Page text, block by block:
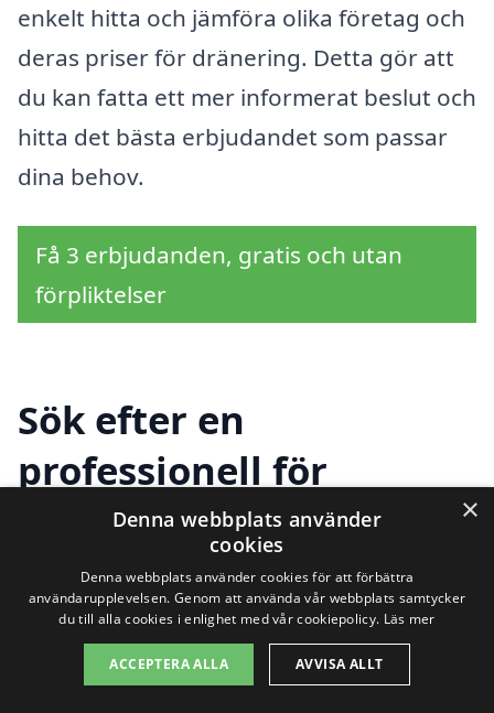
enkelt hitta och jämföra olika företag och
deras priser för dränering. Detta gör att
du kan fatta ett mer informerat beslut och
hitta det bästa erbjudandet som passar
dina behov.
Få 3 erbjudanden, gratis och utan
förpliktelser
Sök efter en
professionell för
dränering i andra
städer nära Nolsjö
Att hitta rätt företag för
dränering i
×
Denna webbplats använder
cookies
Denna webbplats använder cookies för att förbättra
användarupplevelsen. Genom att använda vår webbplats samtycker
du till alla cookies i enlighet med vår cookiepolicy. Läs mer
ACCEPTERA ALLA AVVISA ALLT